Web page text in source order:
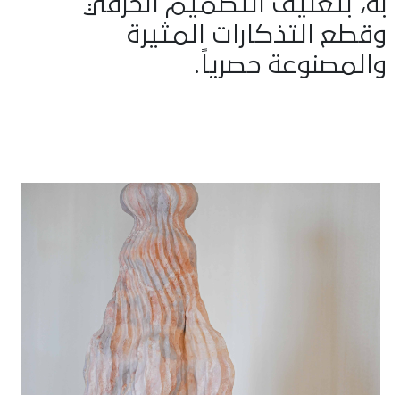
به، بتغليف التصميم الحرفي
وقطع التذكارات المثيرة
والمصنوعة حصرياً.